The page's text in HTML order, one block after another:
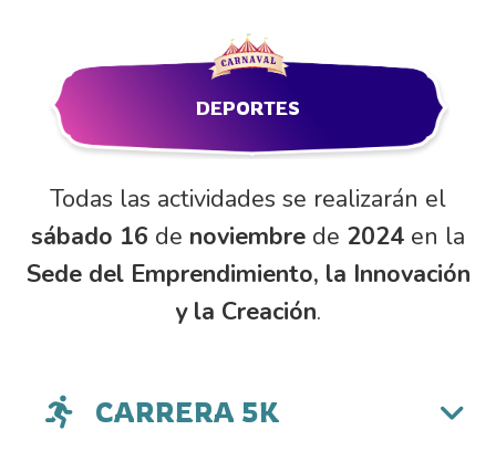
DEPORTES
Todas las actividades se realizarán el
sábado 16 de noviembre de 2024 en la
Sede del Emprendimiento, la Innovación
y la Creación.
CARRERA 5K